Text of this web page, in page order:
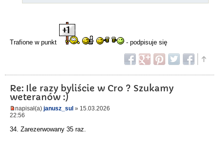
Trafione w punkt - podpisuje się
Re: Ile razy byliście w Cro ? Szukamy
weteranów :)
napisał(a) janusz_sul » 15.03.2026
22:56
34. Zarezerwowany 35 raz.